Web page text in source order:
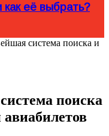
её выбрать?
система поиска и
поиска